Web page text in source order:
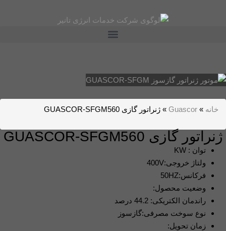
خانه »
Guascor
» ژنراتور گازی GUASCOR-SFGM560
ژنراتور گازی GUASCOR-SFGM560
توان : KW
ولتاژ خروجی:400V
فرکانس:50HZ
وضعیت محصول:
راندمان الکتریکی: 44.2 درصد
نوع سوخت مصرفی:گازسوز
زمان تحویل: